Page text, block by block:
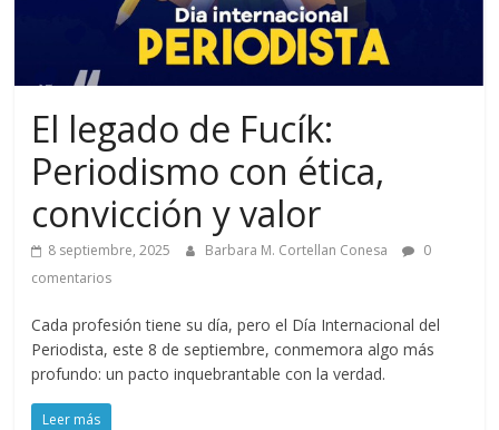
El legado de Fucík:
Periodismo con ética,
convicción y valor
8 septiembre, 2025 Barbara M. Cortellan Conesa
0
comentarios
Cada profesión tiene su día, pero el Día Internacional del
Periodista, este 8 de septiembre, conmemora algo más
profundo: un pacto inquebrantable con la verdad.
Leer más